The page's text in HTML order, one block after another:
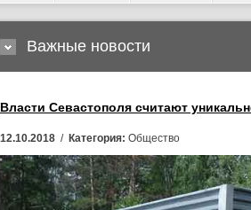
Важные новости
Власти Севастополя считают
12.10.2018 / Категория: Общество